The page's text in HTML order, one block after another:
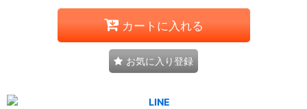
カートに入れる
お気に入り登録